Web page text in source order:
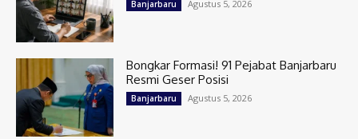
Banjarbaru Agustus 5, 2026
Bongkar Formasi! 91 Pejabat Banjarbaru
Resmi Geser Posisi
Banjarbaru Agustus 5, 2026